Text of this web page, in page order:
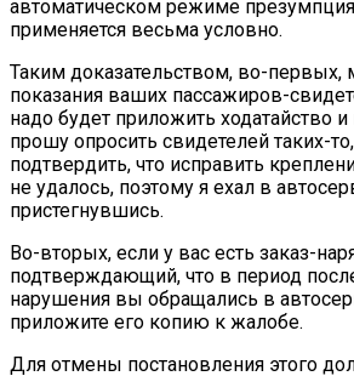
автоматическом режиме
применяется весьма условно.
Таким доказательством, во-первых,
показания ваших пассажиров-
надо будет приложить ходатайство и
прошу опросить свидетелей таких-
подтвердить, что исправить
не удалось, поэтому я ехал в
пристегнувшись.
Во-вторых, если у вас есть заказ-
подтверждающий, что в период
нарушения вы обращались в
приложите его копию к жалобе.
Для отмены постановления этого